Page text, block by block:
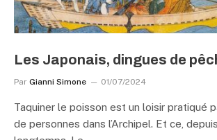
Les Japonais, dingues de
Par Gianni Simone 01/07/2024
Taquiner le poisson est un loisir pratiqué
de personnes dans l’Archipel. Et ce,